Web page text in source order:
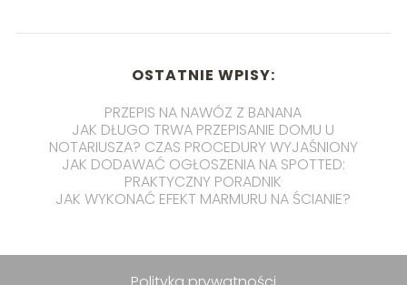
OSTATNIE WPISY:
PRZEPIS NA NAWÓZ Z BANANA
JAK DŁUGO TRWA PRZEPISANIE DOMU U
NOTARIUSZA? CZAS PROCEDURY WYJAŚNIONY
JAK DODAWAĆ OGŁOSZENIA NA SPOTTED:
PRAKTYCZNY PORADNIK
JAK WYKONAĆ EFEKT MARMURU NA ŚCIANIE?